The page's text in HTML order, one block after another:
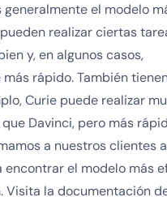
generalmente el modelo
realizar ciertas
y, en algunos casos,
rápido. También
Curie puede realizar
Davinci, pero más
a nuestros clientes a
el modelo más
Visita la documentación